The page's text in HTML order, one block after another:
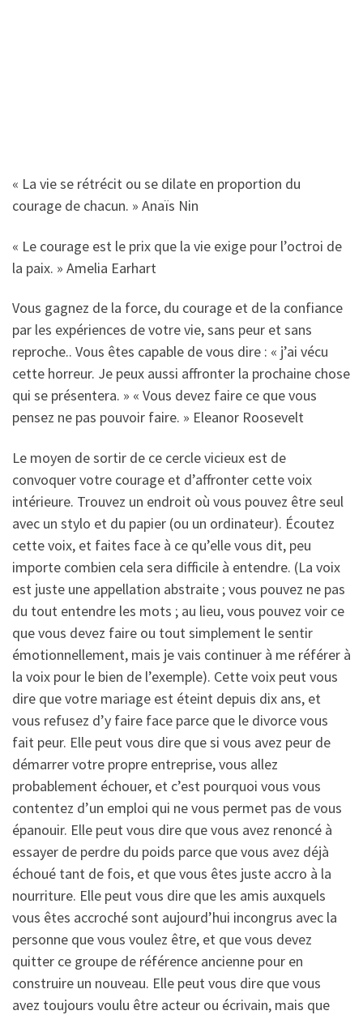
« La vie se rétrécit ou se dilate en proportion du
courage de chacun. » Anaïs Nin
« Le courage est le prix que la vie exige pour l’octroi de
la paix. » Amelia Earhart
Vous gagnez de la force, du courage et de la confiance
par les expériences de votre vie, sans peur et sans
reproche.. Vous êtes capable de vous dire : « j’ai vécu
cette horreur. Je peux aussi affronter la prochaine chose
qui se présentera. » « Vous devez faire ce que vous
pensez ne pas pouvoir faire. » Eleanor Roosevelt
Le moyen de sortir de ce cercle vicieux est de
convoquer votre courage et d’affronter cette voix
intérieure. Trouvez un endroit où vous pouvez être seul
avec un stylo et du papier (ou un ordinateur). Écoutez
cette voix, et faites face à ce qu’elle vous dit, peu
importe combien cela sera difficile à entendre. (La voix
est juste une appellation abstraite ; vous pouvez ne pas
du tout entendre les mots ; au lieu, vous pouvez voir ce
que vous devez faire ou tout simplement le sentir
émotionnellement, mais je vais continuer à me référer à
la voix pour le bien de l’exemple). Cette voix peut vous
dire que votre mariage est éteint depuis dix ans, et
vous refusez d’y faire face parce que le divorce vous
fait peur. Elle peut vous dire que si vous avez peur de
démarrer votre propre entreprise, vous allez
probablement échouer, et c’est pourquoi vous vous
contentez d’un emploi qui ne vous permet pas de vous
épanouir. Elle peut vous dire que vous avez renoncé à
essayer de perdre du poids parce que vous avez déjà
échoué tant de fois, et que vous êtes juste accro à la
nourriture. Elle peut vous dire que les amis auxquels
vous êtes accroché sont aujourd’hui incongrus avec la
personne que vous voulez être, et que vous devez
quitter ce groupe de référence ancienne pour en
construire un nouveau. Elle peut vous dire que vous
avez toujours voulu être acteur ou écrivain, mais que